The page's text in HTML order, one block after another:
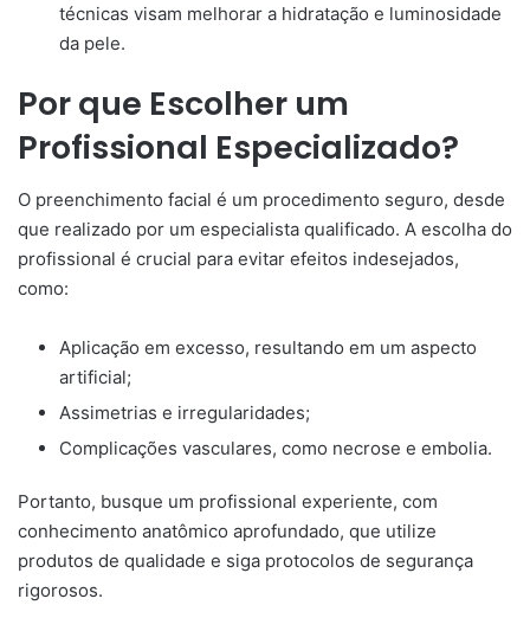
técnicas visam melhorar a hidratação e luminosidade
da pele.
Por que Escolher um
Profissional Especializado?
O preenchimento facial é um procedimento seguro, desde
que realizado por um especialista qualificado. A escolha do
profissional é crucial para evitar efeitos indesejados,
como:
Aplicação em excesso, resultando em um aspecto
artificial;
Assimetrias e irregularidades;
Complicações vasculares, como necrose e embolia.
Portanto, busque um profissional experiente, com
conhecimento anatômico aprofundado, que utilize
produtos de qualidade e siga protocolos de segurança
rigorosos.